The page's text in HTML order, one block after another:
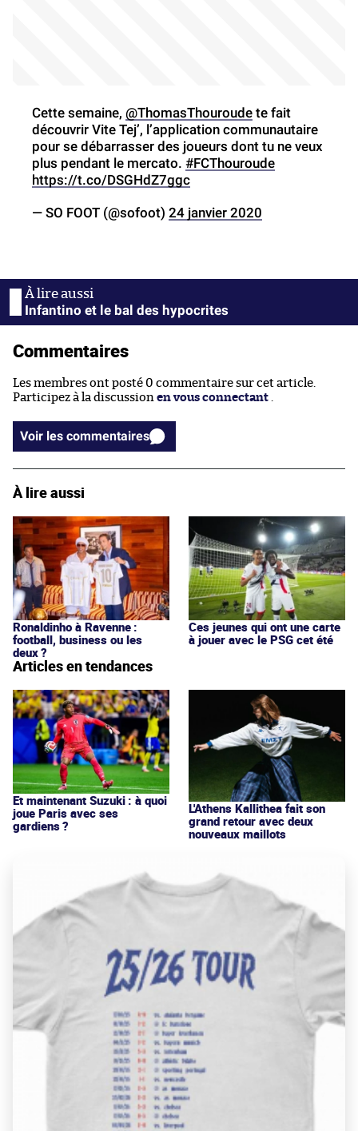
Cette semaine, @ThomasThouroude te fait
découvrir Vite Tej’, l’application communautaire
pour se débarrasser des joueurs dont tu ne veux
plus pendant le mercato. #FCThouroude
https://t.co/DSGHdZ7ggc
— SO FOOT (@sofoot) 24 janvier 2020
Infantino et le bal des hypocrites
Commentaires
Les membres ont posté 0 commentaire sur cet article.
Participez à la discussion en vous connectant .
Voir les commentaires
À lire aussi
Ronaldinho à Ravenne :
football, business ou les
deux ?
Ces jeunes qui ont une carte
à jouer avec le PSG cet été
Articles en tendances
Et maintenant Suzuki : à quoi
joue Paris avec ses
gardiens ?
L'Athens Kallithea fait son
grand retour avec deux
nouveaux maillots